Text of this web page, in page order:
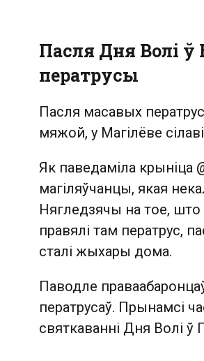
Пасля Дня Волі ў
ператрусы
Пасля масавых
мяжой, у Магілёве
Як паведаміла крыніца
магіляўчанцы, якая
Нягледзячы на тое, што
правялі там ператрус,
сталі жыхары дома.
Паводле
ператрусаў. Прынамсі
святкаванні Дня Волі ў